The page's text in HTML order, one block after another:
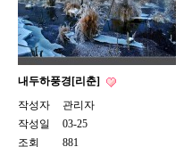
내두하풍경[리춘]
작성자
관리자
작성일
03-25
조회
881